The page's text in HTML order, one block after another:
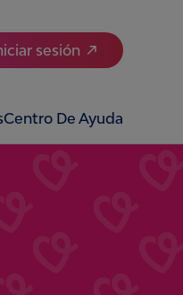
sesión
Centro De Ayuda